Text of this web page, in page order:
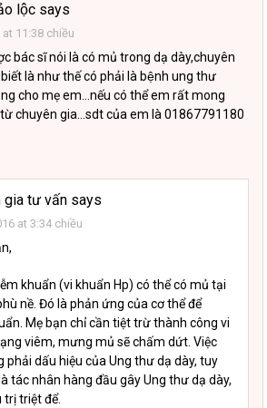
lộc says
11:38 chiều
bác sĩ nói là có mủ trong dạ dày,chuyên
là như thế có phải là bệnh ung thư
cho mẹ em…nếu có thể em rất mong
chuyên gia…sdt của em là 01867791180
gia tư vấn says
at 3:34 chiều
khuẩn (vi khuẩn Hp) có thể có mủ tại
nề. Đó là phản ứng của cơ thể để
Mẹ bạn chỉ cần tiệt trừ thành công vi
viêm, mưng mủ sẽ chấm dứt. Việc
phải dấu hiệu của Ung thư dạ dày, tuy
tác nhân hàng đầu gây Ung thư dạ dày,
trị triệt để.